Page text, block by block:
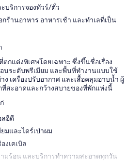
บริการจองทัวร์/ตั๋ว
ร้านอาหาร อาหารเช้า และทำเลที่เป็น
กแต่งพิเศษโดยเฉพาะ ซึ่งขึ้นชื่อเรื่อง
นระดับพรีเมียม และพื้นที่ทำงานแบบใช้
เครื่องปรับอากาศ และเสื้อคลุมอาบน้ำ ผู้
สะอาดและกว้างสบายของที่พักแห่งนี้
อีดี
มและไดร์เป่าผม
งเคเบิล
มร้อน และบริการทำความสะอาดทุกวัน